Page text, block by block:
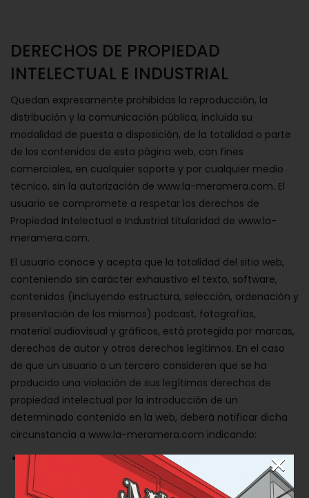
DERECHOS DE PROPIEDAD
INTELECTUAL E INDUSTRIAL
Quedan expresamente prohibidas la reproducción, la
distribución y la comunicación pública, incluida su
modalidad de puesta a disposición, de la totalidad o parte
de los contenidos de esta página web, con fines
comerciales, en cualquier soporte y por cualquier medio
técnico, sin la autorización de www.la-meramera.com. El
usuario se compromete a respetar los derechos de
Propiedad Intelectual e Industrial titularidad de www.la-
meramera.com.
El usuario conoce y acepta que la totalidad del sitio web,
conteniendo sin carácter exhaustivo el texto, software,
contenidos (incluyendo estructura, selección, ordenación y
presentación de los mismos) podcast, fotografías,
material audiovisual y gráficos, está protegida por marcas,
derechos de autor y otros derechos legítimos. En el caso
de que un usuario o un tercero consideren que se ha
producido una violación de sus legítimos derechos de
propiedad intelectual por la introducción de un
determinado contenido en la web, deberá notificar dicha
circunstancia a www.la-meramera.com indicando:
Datos personales del interesado titular de los derechos
presuntamente infringidos, o indicar la representación
con la que actúa en caso de que la reclamación la
×